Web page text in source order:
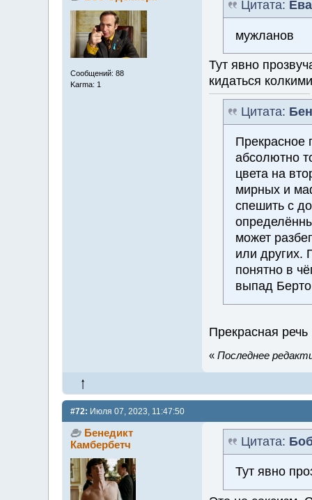
Сообщений: 88
Karma: 1
Цитата:
мужланов
Тут явно
кидаться
Цитата:
Прекрасное
абсолютно
цвета на
мирных и
спешить с
может
или других.
понятно в
выпад
Прекрасная
« Последнее
#72: Июля 07, 2023, 11:47:50
Бенедикт
Камбербетч
Цитата:
Тут явно